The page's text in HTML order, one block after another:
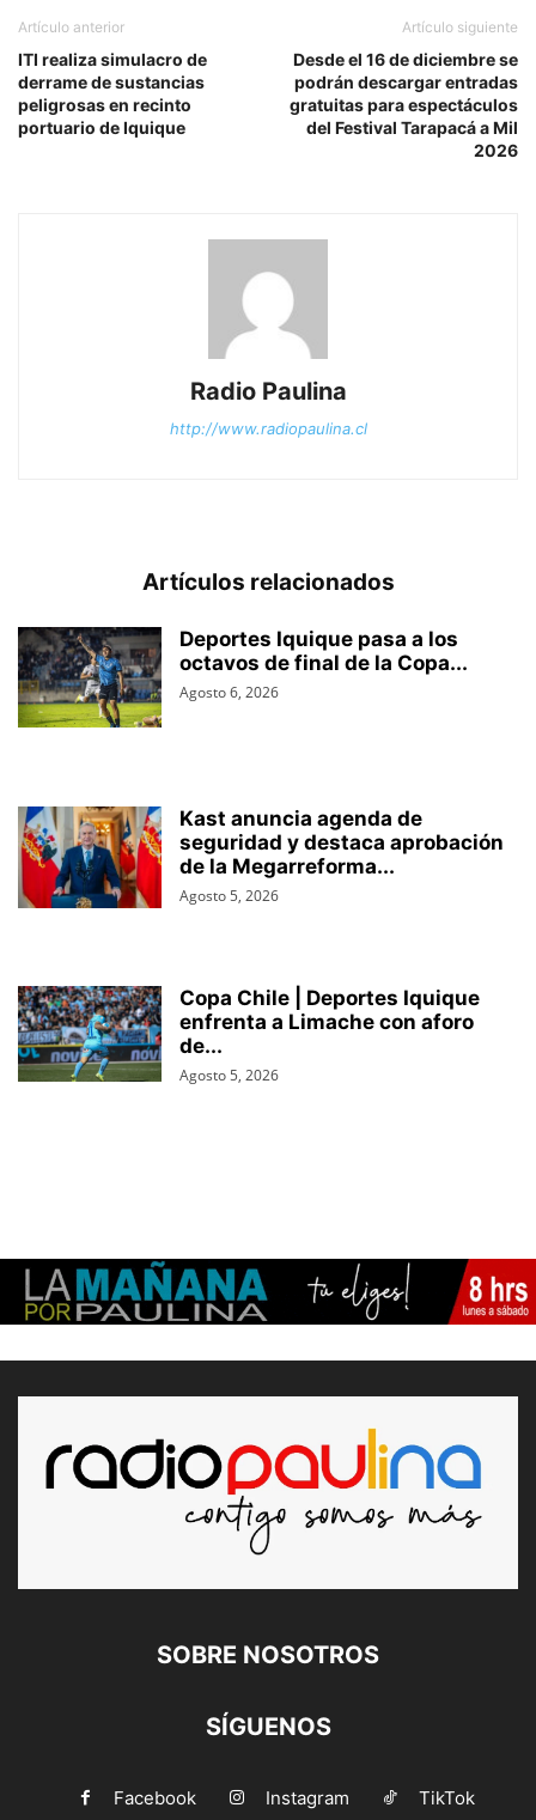
Artículo anterior
ITI realiza simulacro de
derrame de sustancias
peligrosas en recinto
portuario de Iquique
Artículo siguiente
Desde el 16 de diciembre se
podrán descargar entradas
gratuitas para espectáculos
del Festival Tarapacá a Mil
2026
Radio Paulina
http://www.radiopaulina.cl
Artículos relacionados
Deportes Iquique pasa a los
octavos de final de la Copa...
Agosto 6, 2026
Kast anuncia agenda de
seguridad y destaca aprobación
de la Megarreforma...
Agosto 5, 2026
Copa Chile | Deportes Iquique
enfrenta a Limache con aforo
de...
Agosto 5, 2026
SOBRE NOSOTROS
SÍGUENOS
Facebook Instagram TikTok